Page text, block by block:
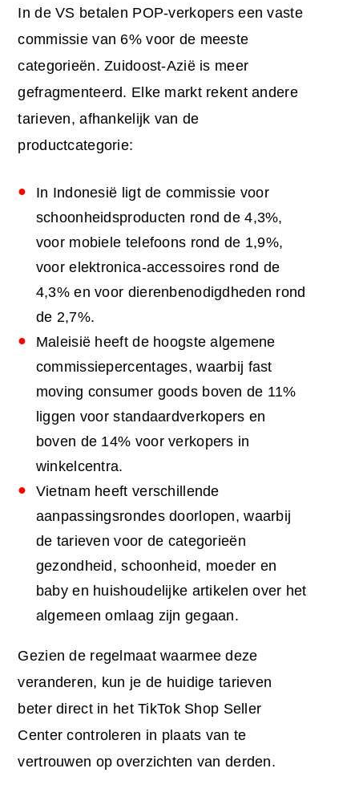
In de VS betalen POP-verkopers een vaste
commissie van 6% voor de meeste
categorieën. Zuidoost-Azië is meer
gefragmenteerd. Elke markt rekent andere
tarieven, afhankelijk van de
productcategorie:
In Indonesië ligt de commissie voor
schoonheidsproducten rond de 4,3%,
voor mobiele telefoons rond de 1,9%,
voor elektronica-accessoires rond de
4,3% en voor dierenbenodigdheden rond
de 2,7%.
Maleisië heeft de hoogste algemene
commissiepercentages, waarbij fast
moving consumer goods boven de 11%
liggen voor standaardverkopers en
boven de 14% voor verkopers in
winkelcentra.
Vietnam heeft verschillende
aanpassingsrondes doorlopen, waarbij
de tarieven voor de categorieën
gezondheid, schoonheid, moeder en
baby en huishoudelijke artikelen over het
algemeen omlaag zijn gegaan.
Gezien de regelmaat waarmee deze
veranderen, kun je de huidige tarieven
beter direct in het TikTok Shop Seller
Center controleren in plaats van te
vertrouwen op overzichten van derden.